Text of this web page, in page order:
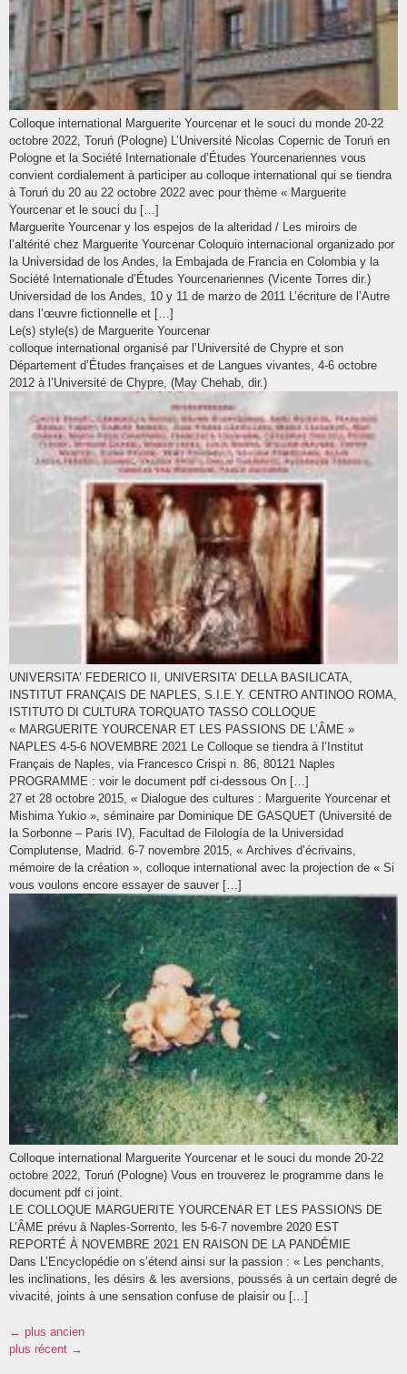
Colloque international Marguerite Yourcenar et le souci du monde 20-22
octobre 2022, Toruń (Pologne) L’Université Nicolas Copernic de Toruń en
Pologne et la Société Internationale d’Études Yourcenariennes vous
convient cordialement à participer au colloque international qui se tiendra
à Toruń du 20 au 22 octobre 2022 avec pour thème « Marguerite
Yourcenar et le souci du […]
Marguerite Yourcenar y los espejos de la alteridad / Les miroirs de
l’altérité chez Marguerite Yourcenar Coloquio internacional organizado por
la Universidad de los Andes, la Embajada de Francia en Colombia y la
Société Internationale d’Études Yourcenariennes (Vicente Torres dir.)
Universidad de los Andes, 10 y 11 de marzo de 2011 L’écriture de l’Autre
dans l’œuvre fictionnelle et […]
Le(s) style(s) de Marguerite Yourcenar
colloque international organisé par l’Université de Chypre et son
Département d’Études françaises et de Langues vivantes, 4-6 octobre
2012 à l’Université de Chypre, (May Chehab, dir.)
UNIVERSITA’ FEDERICO II, UNIVERSITA’ DELLA BASILICATA,
INSTITUT FRANÇAIS DE NAPLES, S.I.E.Y. CENTRO ANTINOO ROMA,
ISTITUTO DI CULTURA TORQUATO TASSO COLLOQUE
« MARGUERITE YOURCENAR ET LES PASSIONS DE L’ÂME »
NAPLES 4-5-6 NOVEMBRE 2021 Le Colloque se tiendra à l’Institut
Français de Naples, via Francesco Crispi n. 86, 80121 Naples
PROGRAMME : voir le document pdf ci-dessous On […]
27 et 28 octobre 2015, « Dialogue des cultures : Marguerite Yourcenar et
Mishima Yukio », séminaire par Dominique DE GASQUET (Université de
la Sorbonne – Paris IV), Facultad de Filología de la Universidad
Complutense, Madrid. 6-7 novembre 2015, « Archives d’écrivains,
mémoire de la création », colloque international avec la projection de « Si
vous voulons encore essayer de sauver […]
Colloque international Marguerite Yourcenar et le souci du monde 20-22
octobre 2022, Toruń (Pologne) Vous en trouverez le programme dans le
document pdf ci joint.
LE COLLOQUE MARGUERITE YOURCENAR ET LES PASSIONS DE
L’ÂME prévu à Naples-Sorrento, les 5-6-7 novembre 2020 EST
REPORTÉ À NOVEMBRE 2021 EN RAISON DE LA PANDÉMIE
Dans L’Encyclopédie on s’étend ainsi sur la passion : « Les penchants,
les inclinations, les désirs & les aversions, poussés à un certain degré de
vivacité, joints à une sensation confuse de plaisir ou […]
← plus ancien
plus récent →